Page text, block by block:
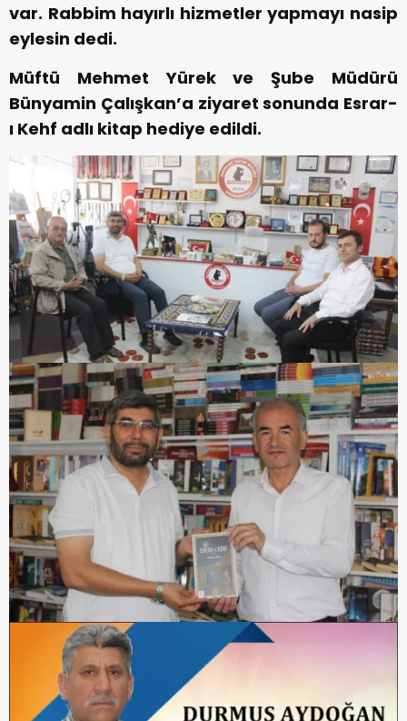
var. Rabbim hayırlı hizmetler yapmayı nasip
eylesin dedi.
Müftü Mehmet Yürek ve Şube Müdürü
Bünyamin Çalışkan’a ziyaret sonunda Esrar-
ı Kehf adlı kitap hediye edildi.